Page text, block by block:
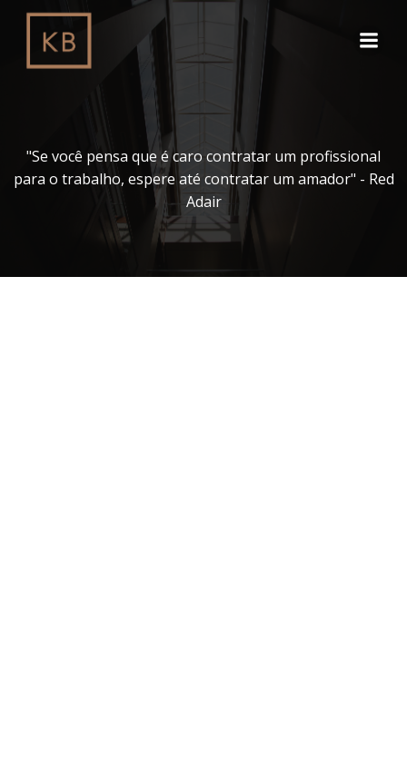
o
conteúdo
"Se você pensa que é caro contratar um profissional
para o trabalho, espere até contratar um amador" - Red
Adair